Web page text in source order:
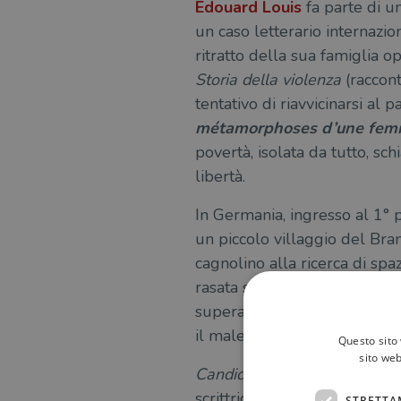
Edouard Louis fa parte di
un caso letterario
ritratto della sua famiglia
Storia della violenza
tentativo di riavvicinarsi al
métamorphoses d’une
povertà, isolata da tutto,
libertà.
In Germania, ingresso al 1°
un piccolo villaggio del
cagnolino alla ricerca di
rasata sembra incarnare
superamento e
il male, il giusto e lo
Candidato al Premio della
Questo
sito